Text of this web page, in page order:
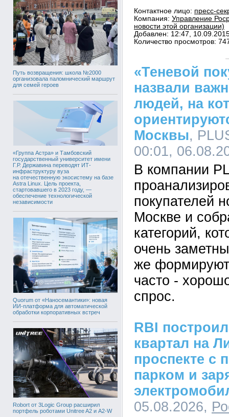
Путь возвращения: школа №2000
организовала паломнический маршрут
для семей героев
«Группа Астра» и Тамбовский
государственный университет имени
Г.Р. Державина переводят ИТ-
инфраструктуру вуза
на отечественную экосистему на базе
Astra Linux. Цель проекта,
стартовавшего в 2023 году, —
обеспечение технологической
независимости
Quorum от «Наносемантики»: новая
ИИ-платформа для автоматической
обработки корпоративных встреч
Robort от 3Logic Group расширил
портфель роботами Unitree A2 и A2-W
Контактное лицо: пресс-
Компания: Управление
новости этой организации)
Добавлен: 12:47,
Количество просмотров:
«Теневой
назвали
людей, на
Москвы,
00:01,
В компании
покупателей
Москве и
категорий,
очень
же
часто -
спрос.
RBI
квартал на
проспекте с
парком и
05.08.2026,